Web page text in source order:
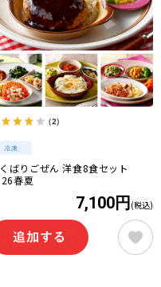
（2）
ばりごぜん 洋食8食セット
春夏
7,100円 (税込)